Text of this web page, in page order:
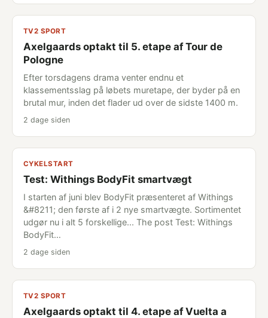
TV2 SPORT
Axelgaards optakt til 5. etape af Tour de
Pologne
Efter torsdagens drama venter endnu et
klassementsslag på løbets muretape, der byder på en
brutal mur, inden det flader ud over de sidste 1400 m.
2 dage siden
CYKELSTART
Test: Withings BodyFit smartvægt
I starten af juni blev BodyFit præsenteret af Withings
&#8211; den første af i 2 nye smartvægte. Sortimentet
udgør nu i alt 5 forskellige... The post Test: Withings
BodyFit…
2 dage siden
TV2 SPORT
Axelgaards optakt til 4. etape af Vuelta a